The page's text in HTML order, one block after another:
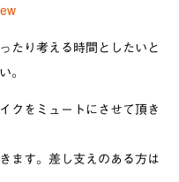
たり考える時間としたいと
。
クをミュートにさせて頂き
ます。差し支えのある方は